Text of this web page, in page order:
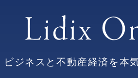
ビジネスと不動産経済を本